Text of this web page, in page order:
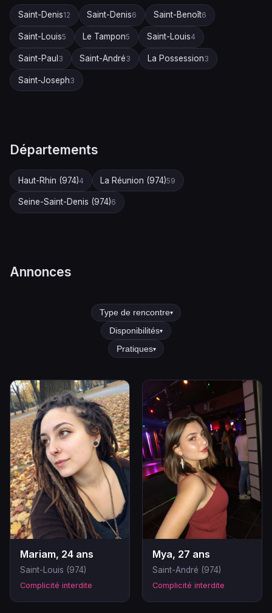
Saint-Denis12 Saint-Denis6 Saint-Benoît6
Saint-Louis5 Le Tampon5 Saint-Louis4
Saint-Paul 3 Saint-André3 La Possession3
Saint-Joseph3
Départements
Haut-Rhin (974)4 La Réunion (974)59
Seine-Saint-Denis (974)6
Annonces
Type de rencontre▾
Disponibilités▾
Pratiques▾
Mariam, 24 ans
Saint-Louis (974)
Complicité interdite
Mya, 27 ans
Saint-André (974)
Complicité interdite